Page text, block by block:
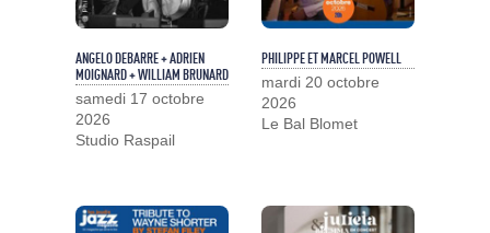
ANGELO DEBARRE + ADRIEN
MOIGNARD + WILLIAM BRUNARD
samedi 17 octobre
2026
Studio Raspail
PHILIPPE ET MARCEL POWELL
mardi 20 octobre
2026
Le Bal Blomet